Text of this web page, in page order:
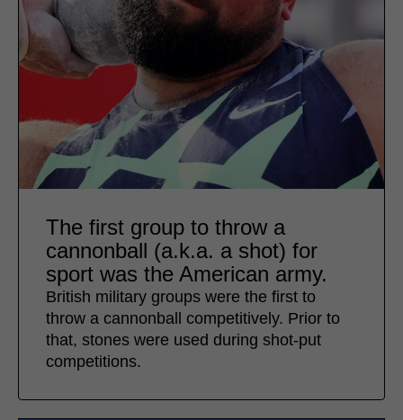
The first group to throw a
cannonball (a.k.a. a shot) for
sport was the American army.
British military groups were the first to
throw a cannonball competitively. Prior to
that, stones were used during shot-put
competitions.